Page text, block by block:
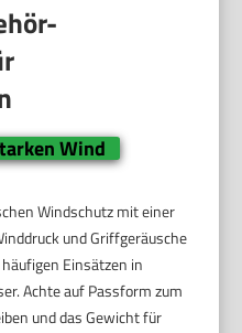
Wind
Windschutz mit einer
und Griffgeräusche
Einsätzen in
Achte auf Passform zum
und das Gewicht für